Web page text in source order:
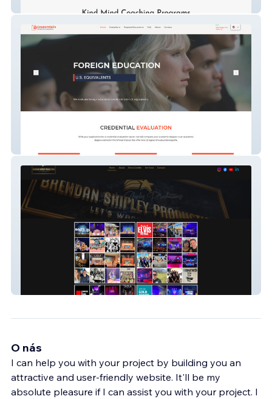
Brendan Shipley
O nás
I can help you with your project by building you an
attractive and user-friendly website. It'll be my
absolute pleasure if I can assist you with your project. I